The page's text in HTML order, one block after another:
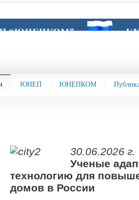
ЮНЕП ЮНЕПКОМ
30.06.2026 г.
Ученые
технологию для
домов в России